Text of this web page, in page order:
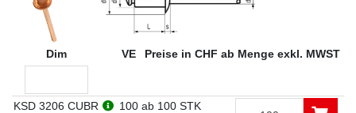
Dim VE Preise in CHF ab Menge exkl. MWST
KSD 3206 CUBR 100 ab 100 STK